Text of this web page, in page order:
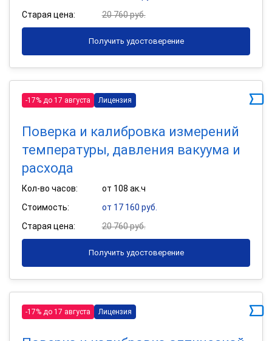
Старая цена:
20 760 руб.
Получить удостоверение
-17% до 17 августа Лицензия
Поверка и калибровка измерений
температуры, давления вакуума и
расхода
Кол-во часов:
от 108 ак.ч
Стоимость:
от 17 160 руб.
Старая цена:
20 760 руб.
Получить удостоверение
-17% до 17 августа Лицензия